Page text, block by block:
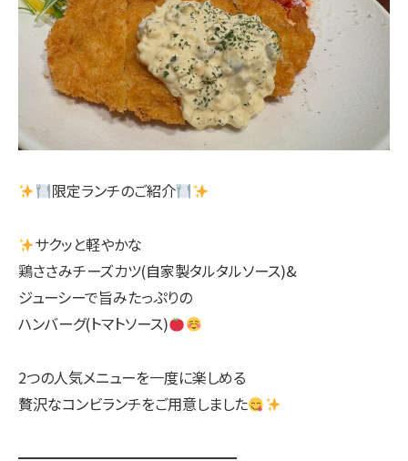
限定ランチのご紹介
サクッと軽やかな
鶏ささみチーズカツ(自家製タルタルソース)&
ジューシーで旨みたっぷりの
ハンバーグ(トマトソース)
2つの人気メニューを一度に楽しめる
贅沢なコンビランチをご用意しました